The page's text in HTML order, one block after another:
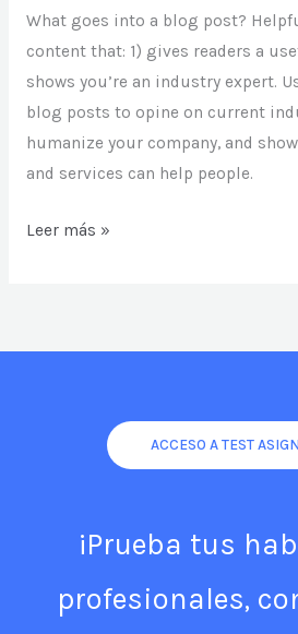
What goes into a blog post?
content that: 1) gives readers a
shows you’re an industry expert.
blog posts to opine on current
humanize your company, and
and services can help people.
Blog
Leer más »
ACCESO A TEST
¡Prueba tus
profesionales,